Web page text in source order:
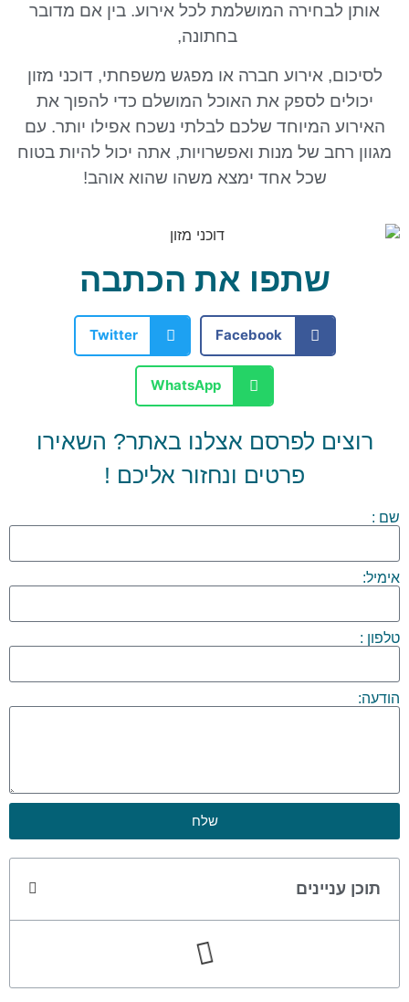
אותן לבחירה המושלמת לכל אירוע. בין אם מדובר
בחתונה,
לסיכום, אירוע חברה או מפגש משפחתי, דוכני מזון
יכולים לספק את האוכל המושלם כדי להפוך את
האירוע המיוחד שלכם לבלתי נשכח אפילו יותר. עם
מגוון רחב של מנות ואפשרויות, אתה יכול להיות בטוח
שכל אחד ימצא משהו שהוא אוהב!
שתפו את הכתבה
Facebook
Twitter
WhatsApp
רוצים לפרסם אצלנו באתר? השאירו
פרטים ונחזור אליכם !
שם :
אימיל:
טלפון :
הודעה:
שלח
תוכן עניינים